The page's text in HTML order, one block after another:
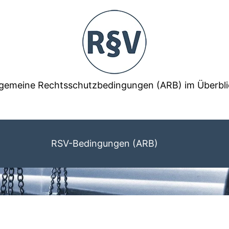
Rechtsschutzbedingungen (ARB) im
RSV-Bedingungen (ARB)